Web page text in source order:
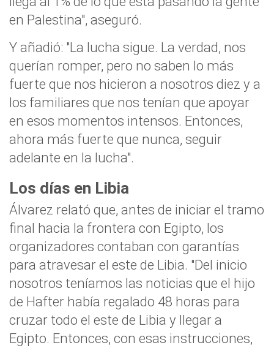
en Palestina", aseguró.
Y añadió: "La lucha sigue. La verdad, nos
querían romper, pero no saben lo más
fuerte que nos hicieron a nosotros diez y a
los familiares que nos tenían que apoyar
en esos momentos intensos. Entonces,
ahora más fuerte que nunca, seguir
adelante en la lucha".
Los días en Libia
Álvarez relató que, antes de iniciar el tramo
final hacia la frontera con Egipto, los
organizadores contaban con garantías
para atravesar el este de Libia. "Del inicio
nosotros teníamos las noticias que el hijo
de Hafter había regalado 48 horas para
cruzar todo el este de Libia y llegar a
Egipto. Entonces, con esas instrucciones,